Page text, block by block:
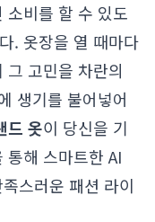
소비를 할 수 있도
. 옷장을 열 때마다
고민을 차란의
생기를 불어넣어
드 옷이 당신을 기
통해 스마트한 AI
스러운 패션 라이